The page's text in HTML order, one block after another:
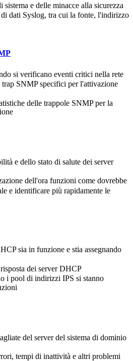
e delle minacce alla sicurezza
dati Syslog, tra cui la fonte, l'indirizzo
si verificano eventi critici nella rete
SNMP specifici per l'attivazione
delle trappole SNMP per la
e dello stato di salute dei server
dell'ora funzioni come dovrebbe
e identificare più rapidamente le
sia in funzione e stia assegnando
dei server DHCP
i pool di indirizzi IPS si stanno
del server del sistema di dominio
tempi di inattività e altri problemi